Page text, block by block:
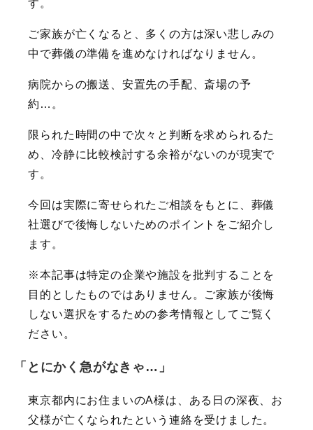
す。
ご家族が亡くなると、多くの方は深い悲しみの
中で葬儀の準備を進めなければなりません。
病院からの搬送、安置先の手配、斎場の予
約…。
限られた時間の中で次々と判断を求められるた
め、冷静に比較検討する余裕がないのが現実で
す。
今回は実際に寄せられたご相談をもとに、葬儀
社選びで後悔しないためのポイントをご紹介し
ます。
※本記事は特定の企業や施設を批判することを
目的としたものではありません。ご家族が後悔
しない選択をするための参考情報としてご覧く
ださい。
「とにかく急がなきゃ…」
東京都内にお住まいのA様は、ある日の深夜、お
父様が亡くなられたという連絡を受けました。